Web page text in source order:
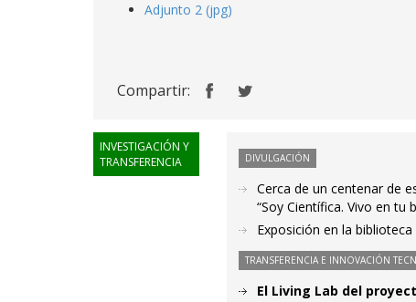
Adjunto 2 (jpg)
Compartir:
INVESTIGACIÓN Y
TRANSFERENCIA
DIVULGACIÓN
Cerca de un centenar de
“Soy Científica. Vivo en tu
Exposición en la
TRANSFERENCIA E INNOVACIÓN
El Living Lab del